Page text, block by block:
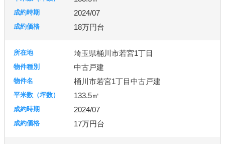
2024/07
18万円台
埼玉県桶川市若宮1丁目
中古戸建
桶川市若宮1丁目中古戸建
133.5㎡
2024/07
17万円台